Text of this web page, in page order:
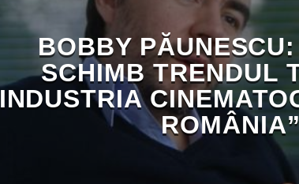
BOBBY
SCHIMB TRENDUL
INDUSTRIA
ROMÂNIA”